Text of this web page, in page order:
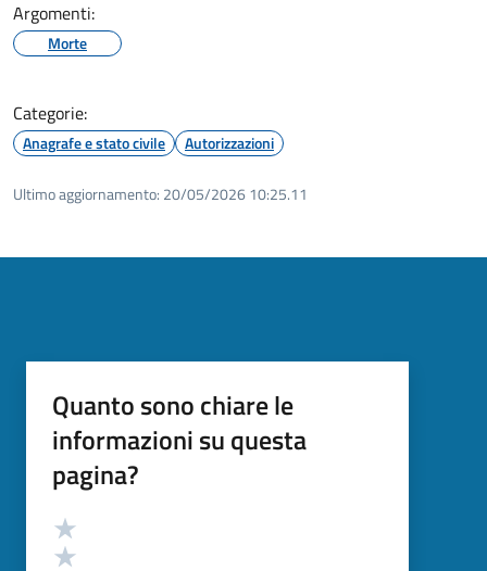
Argomenti:
Morte
Categorie:
Anagrafe e stato civile Autorizzazioni
Ultimo aggiornamento: 20/05/2026 10:25.11
Quanto sono chiare le
informazioni su questa
pagina?
Valutazione